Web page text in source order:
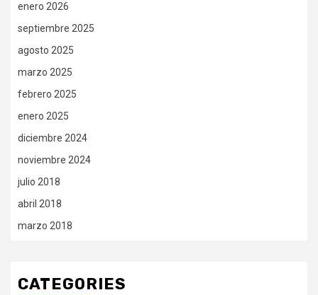
enero 2026
septiembre 2025
agosto 2025
marzo 2025
febrero 2025
enero 2025
diciembre 2024
noviembre 2024
julio 2018
abril 2018
marzo 2018
CATEGORIES